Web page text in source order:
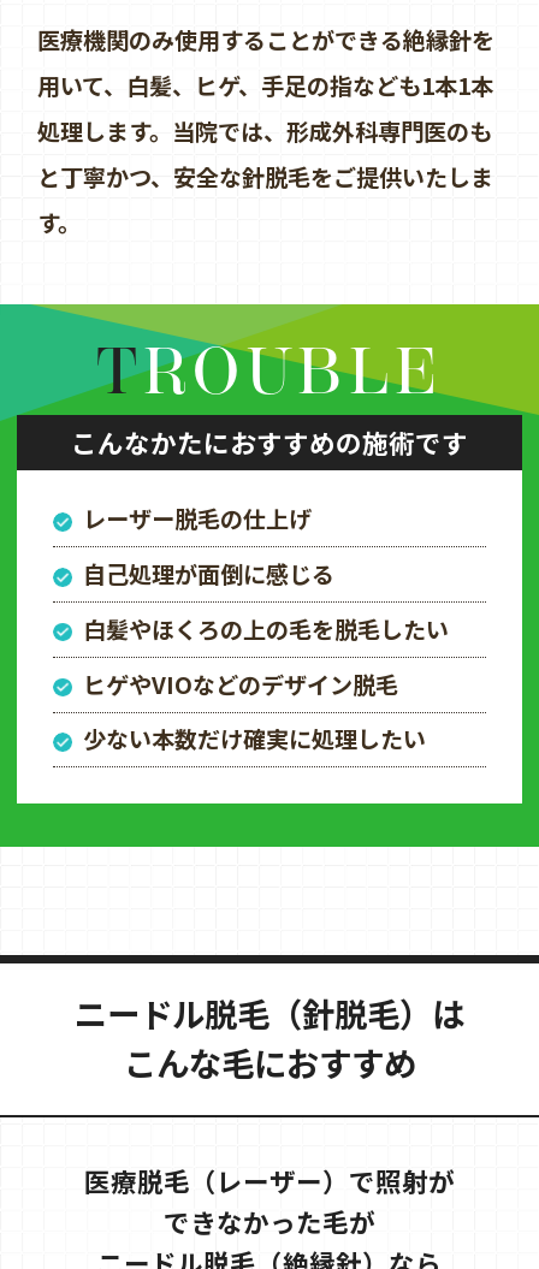
医療機関のみ使用することができる絶縁針を
用いて、白髪、ヒゲ、手足の指なども1本1本
処理します。当院では、形成外科専門医のも
と丁寧かつ、安全な針脱毛をご提供いたしま
す。
TROUBLE
こんなかたにおすすめの施術です
レーザー脱毛の仕上げ
自己処理が面倒に感じる
白髪やほくろの上の毛を脱毛したい
ヒゲやVIOなどのデザイン脱毛
少ない本数だけ確実に処理したい
ニードル脱毛（針脱毛）は
こんな毛におすすめ
医療脱毛（レーザー）で照射が
できなかった毛が